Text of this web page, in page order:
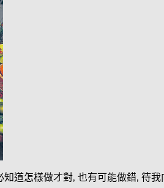
道怎樣做才對, 也有可能做錯, 待